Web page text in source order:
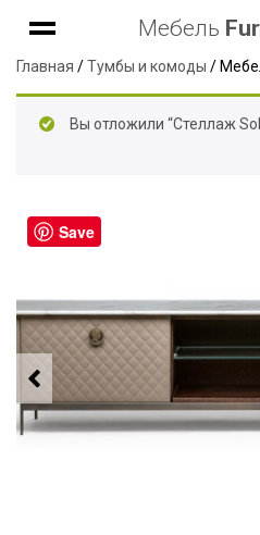
Мебель
Главная /Тумбы и комоды /
Вы отложили “Стеллаж
Save